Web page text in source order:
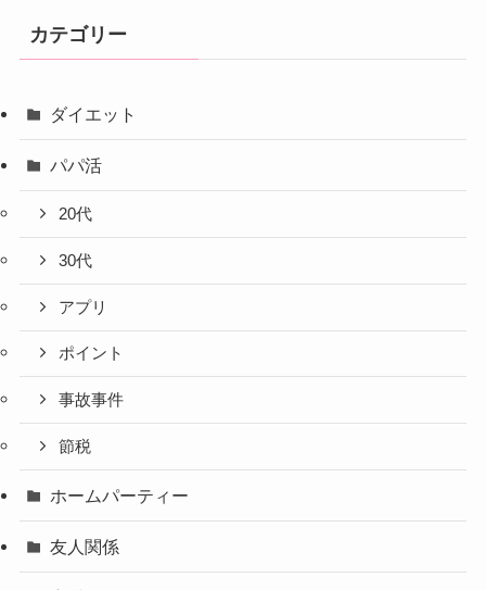
カテゴリー
ダイエット
パパ活
20代
30代
アプリ
ポイント
事故事件
節税
ホームパーティー
友人関係